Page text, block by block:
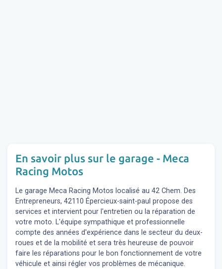
En savoir plus sur le garage - Meca
Racing Motos
Le garage Meca Racing Motos localisé au 42 Chem. Des
Entrepreneurs, 42110 Épercieux-saint-paul propose des
services et intervient pour l'entretien ou la réparation de
votre moto. L'équipe sympathique et professionnelle
compte des années d'expérience dans le secteur du deux-
roues et de la mobilité et sera très heureuse de pouvoir
faire les réparations pour le bon fonctionnement de votre
véhicule et ainsi régler vos problèmes de mécanique.